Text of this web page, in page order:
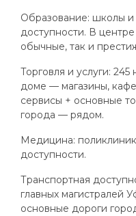
Образование: школы
доступности. В
обычные, так и
Торговля и услуги:
доме — магазины,
сервисы + основные
города — рядом.
Медицина:
доступности.
Транспортная
главных магистралей
основные дороги